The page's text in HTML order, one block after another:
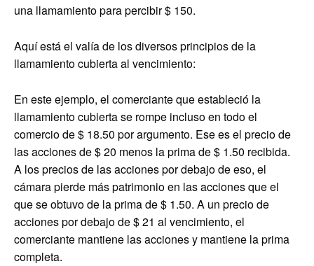
una llamamiento para percibir $ 150.
Aquí está el valía de los diversos principios de la
llamamiento cubierta al vencimiento:
En este ejemplo, el comerciante que estableció la
llamamiento cubierta se rompe incluso en todo el
comercio de $ 18.50 por argumento. Ese es el precio de
las acciones de $ 20 menos la prima de $ 1.50 recibida.
A los precios de las acciones por debajo de eso, el
cámara pierde más patrimonio en las acciones que el
que se obtuvo de la prima de $ 1.50. A un precio de
acciones por debajo de $ 21 al vencimiento, el
comerciante mantiene las acciones y mantiene la prima
completa.